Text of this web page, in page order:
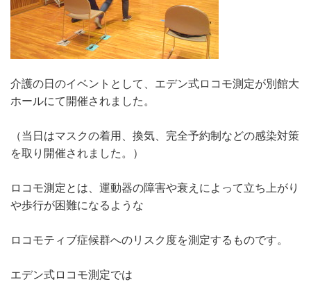
介護の日のイベントとして、エデン式ロコモ測定が別館大
ホールにて開催されました。
（当日はマスクの着用、換気、完全予約制などの感染対策
を取り開催されました。）
ロコモ測定とは、運動器の障害や衰えによって立ち上がり
や歩行が困難になるような
ロコモティブ症候群へのリスク度を測定するものです。
エデン式ロコモ測定では